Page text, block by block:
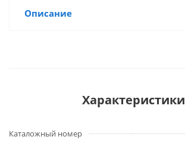
Описание
Характеристики
Каталожный номер